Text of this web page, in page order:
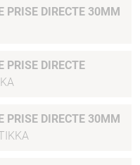
PRISE DIRECTE 30MM
PRISE DIRECTE
PRISE DIRECTE 30MM